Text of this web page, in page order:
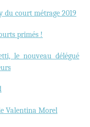
du court métrage 2019
primés !
le nouveau délégué
Valentina Morel